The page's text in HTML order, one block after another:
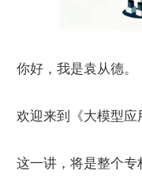
你好，我是袁从德。
欢迎来到《大模型应
这一讲，将是整个专